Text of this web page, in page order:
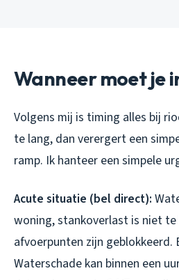
Wanneer moet je
Volgens mij is timing alles bij
te lang, dan verergert een
ramp. Ik hanteer een simpele
Acute situatie (bel direct):
woning, stankoverlast is niet
afvoerpunten zijn geblokkeerd.
Waterschade kan binnen een